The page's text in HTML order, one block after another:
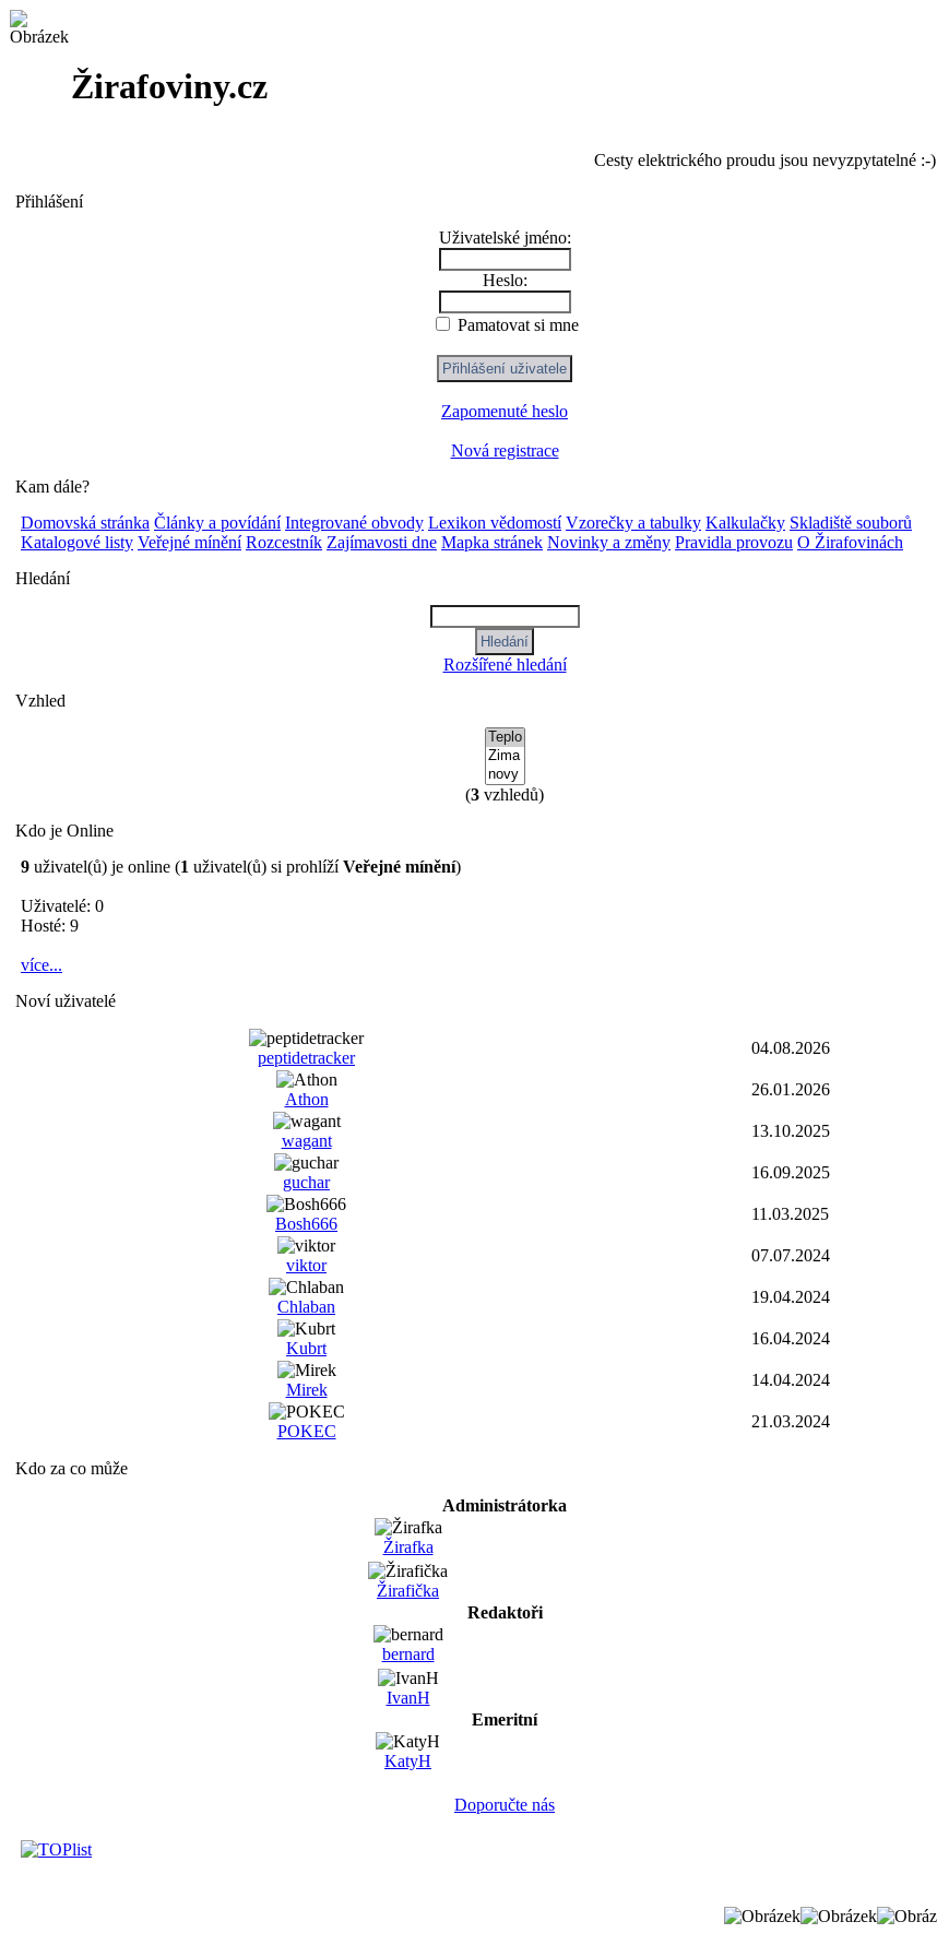
Žirafoviny.cz
Cesty elektrického proudu jsou nevyzpytatelné :-)
Přihlášení
Uživatelské jméno:
Heslo:
Pamatovat si mne
Zapomenuté heslo
Nová registrace
Kam dále?
Domovská stránka Články a povídání Integrované obvody Lexikon vědomostí Vzorečky a tabulky Kalkulačky Skladiště souborů
Katalogové listy Veřejné mínění Rozcestník Zajímavosti dne Mapka stránek Novinky a změny Pravidla provozu O Žirafovinách
Hledání
Rozšířené hledání
Vzhled
(3 vzhledů)
Kdo je Online
9 uživatel(ů) je online (1 uživatel(ů) si prohlížíVeřejné mínění)
Uživatelé: 0
Hosté: 9
více...
Noví uživatelé
peptidetracker
04.08.2026
Athon
26.01.2026
wagant
13.10.2025
guchar
16.09.2025
Bosh666
11.03.2025
viktor
07.07.2024
Chlaban
19.04.2024
Kubrt
16.04.2024
Mirek
14.04.2024
POKEC
21.03.2024
Kdo za co může
Administrátorka
Žirafka
Žirafička
Redaktoři
bernard
IvanH
Emeritní
KatyH
Doporučte nás